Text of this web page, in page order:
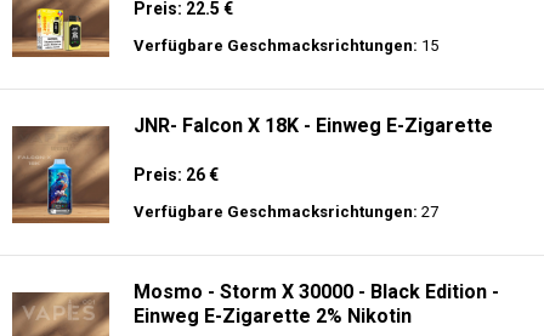
Preis: 22.5 €
Verfügbare Geschmacksrichtungen: 15
JNR- Falcon X 18K - Einweg E-Zigarette
Preis: 26 €
Verfügbare Geschmacksrichtungen: 27
Mosmo - Storm X 30000 - Black Edition -
Einweg E-Zigarette 2% Nikotin